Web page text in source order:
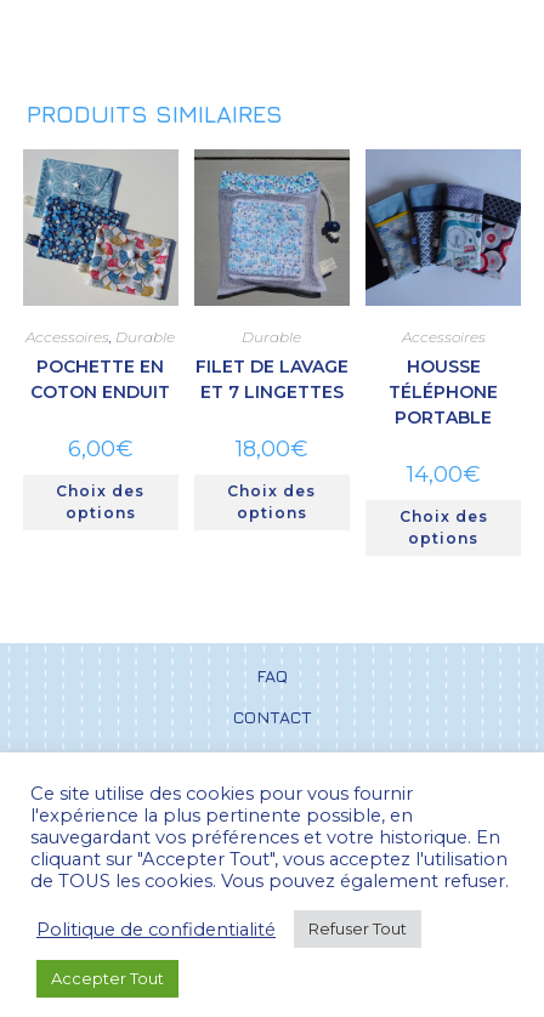
Pour la France métropolitaine, les frais
d'envois sont offerts dès 25 euros d'achats...
Ignorer
PRODUITS SIMILAIRES
Accessoires Durable
POCHETTE EN
COTON ENDUIT
6,00€
Choix des
options
Durable
FILET DE LAVAGE
ET 7 LINGETTES
18,00€
Choix des
options
Accessoires
HOUSSE
TÉLÉPHONE
PORTABLE
14,00€
Choix des
options
FAQ
CONTACT
CGV
POLITIQUE DE CONFIDENTIALITÉ
© LAIZISABEL 2026. Tous droits réservés.
Ce site utilise des cookies pour vous fournir
l'expérience la plus pertinente possible, en
sauvegardant vos préférences et votre historique. En
cliquant sur "Accepter Tout", vous acceptez l'utilisation
de TOUS les cookies. Vous pouvez également refuser.
Politique de confidentialité Refuser Tout
Accepter Tout